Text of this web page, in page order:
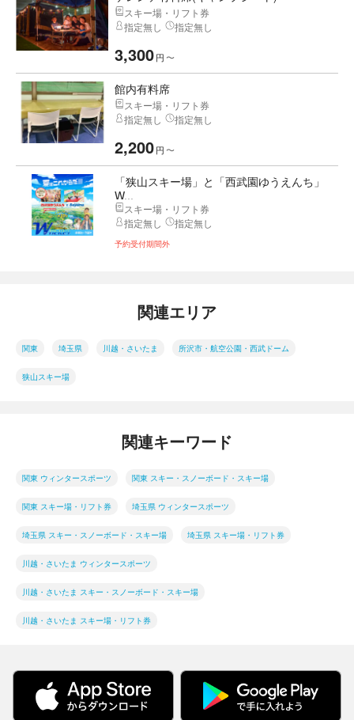
スキー場・リフト券
指定無し
指定無し
3,300円 〜
館内有料席
スキー場・リフト券
指定無し
指定無し
2,200円 〜
「狭山スキー場」と「西武園ゆうえんち」
W...
スキー場・リフト券
指定無し
指定無し
予約受付期間外
関連エリア
関東 埼玉県 川越・さいたま 所沢市・航空公園・西武ドーム
狭山スキー場
関連キーワード
関東 ウィンタースポーツ 関東 スキー・スノーボード・スキー場
関東 スキー場・リフト券 埼玉県 ウィンタースポーツ
埼玉県 スキー・スノーボード・スキー場 埼玉県 スキー場・リフト券
川越・さいたま ウィンタースポーツ
川越・さいたま スキー・スノーボード・スキー場
川越・さいたま スキー場・リフト券